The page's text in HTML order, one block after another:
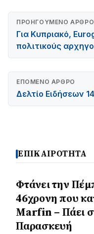
ΠΡΟΗΓΟΎΜΕΝΟ ΆΡΘΡΟ
Για Κυπριακό,
πολιτικούς
ΕΠΌΜΕΝΟ ΆΡΘΡΟ
Δελτίο Ειδήσεων
ΕΠΙΚΑΙΡΟΤΗΤΑ
Φτάνει την
46χρονη που
Marfin – Πάει
Παρασκευή